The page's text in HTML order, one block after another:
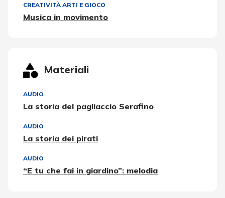
CREATIVITÀ ARTI E GIOCO
Musica in movimento
Materiali
AUDIO
La storia del pagliaccio Serafino
AUDIO
La storia dei pirati
AUDIO
“E tu che fai in giardino”: melodia